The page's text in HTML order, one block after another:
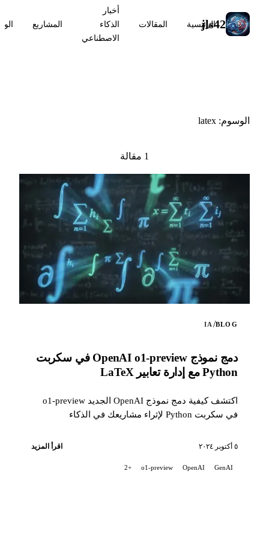
jls42
الرئيسية المقالات
أخبار
الذكاء
الاصطناعي
المشاريع
الوسوم: latex
1 مقالة
BLOG
/
IA
دمج نموذج OpenAI o1-preview في سكربت
Python مع إدارة تعابير LaTeX
اكتشف كيفية دمج نموذج OpenAI الجديد o1-preview
في سكربت Python لإثراء مشاريعك في الذكاء
٥ أكتوبر ٢٠٢٤ اقرأ المزيد
GenAI
OpenAI
o1-preview
+2